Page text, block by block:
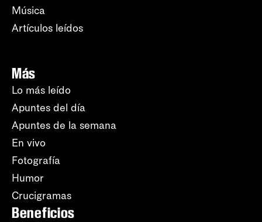
Música
Artículos leídos
Más
Lo más leído
Apuntes del día
Apuntes de la semana
En vivo
Fotografía
Humor
Crucigramas
Beneficios